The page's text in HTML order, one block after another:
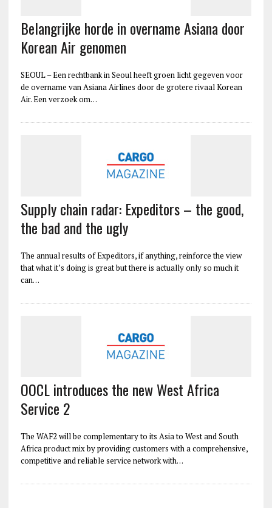
Belangrijke horde in overname Asiana door
Korean Air genomen
SEOUL – Een rechtbank in Seoul heeft groen licht gegeven voor
de overname van Asiana Airlines door de grotere rivaal Korean
Air. Een verzoek om…
Supply chain radar: Expeditors – the good,
the bad and the ugly
The annual results of Expeditors, if anything, reinforce the view
that what it’s doing is great but there is actually only so much it
can…
OOCL introduces the new West Africa
Service 2
The WAF2 will be complementary to its Asia to West and South
Africa product mix by providing customers with a comprehensive,
competitive and reliable service network with…